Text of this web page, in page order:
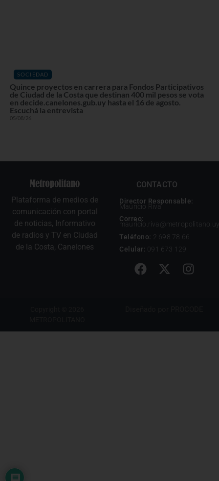
SOCIEDAD
Quince proyectos en carrera para Fondos Participativos
de Ciudad de la Costa que destinan 400 mil pesos se vota
en decide.canelones.gub.uy hasta el 16 de agosto.
Escuchá la entrevista
05/08/26
Plataforma de medios de
comunicación con portal
de noticias, Informativo
de radios y TV en Ciudad
de la Costa, Canelones
CONTACTO
Director Responsable:
Mauricio Riva
Correo:
mauricio.riva@metropolitano.uy
Teléfono: 2 698 78 66
Celular: 091 673 129